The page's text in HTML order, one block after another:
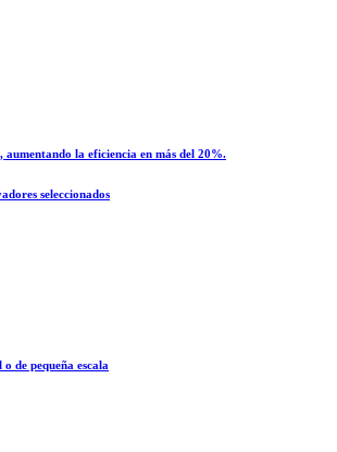
la eficiencia en más del 20%.
seleccionados
de pequeña escala